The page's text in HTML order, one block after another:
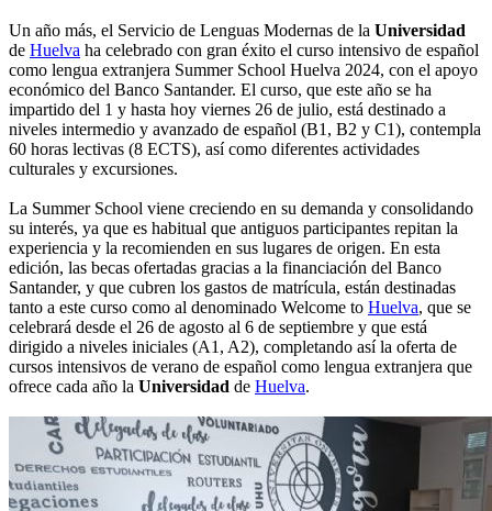
Un año más, el Servicio de Lenguas Modernas de la Universidad
de Huelva ha celebrado con gran éxito el curso intensivo de español
como lengua extranjera Summer School Huelva 2024, con el apoyo
económico del Banco Santander. El curso, que este año se ha
impartido del 1 y hasta hoy viernes 26 de julio, está destinado a
niveles intermedio y avanzado de español (B1, B2 y C1), contempla
60 horas lectivas (8 ECTS), así como diferentes actividades
culturales y excursiones.
La Summer School viene creciendo en su demanda y consolidando
su interés, ya que es habitual que antiguos participantes repitan la
experiencia y la recomienden en sus lugares de origen. En esta
edición, las becas ofertadas gracias a la financiación del Banco
Santander, y que cubren los gastos de matrícula, están destinadas
tanto a este curso como al denominado Welcome to Huelva, que se
celebrará desde el 26 de agosto al 6 de septiembre y que está
dirigido a niveles iniciales (A1, A2), completando así la oferta de
cursos intensivos de verano de español como lengua extranjera que
ofrece cada año la Universidad de Huelva.